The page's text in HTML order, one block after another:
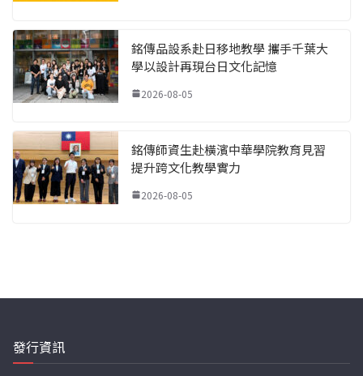
銘傳品設系赴日移地教學 攜手千葉大
學以設計再現台日文化記憶
2026-08-05
銘傳師資生赴橫濱中華學院教育見習
提升跨文化教學實力
2026-08-05
發行資訊